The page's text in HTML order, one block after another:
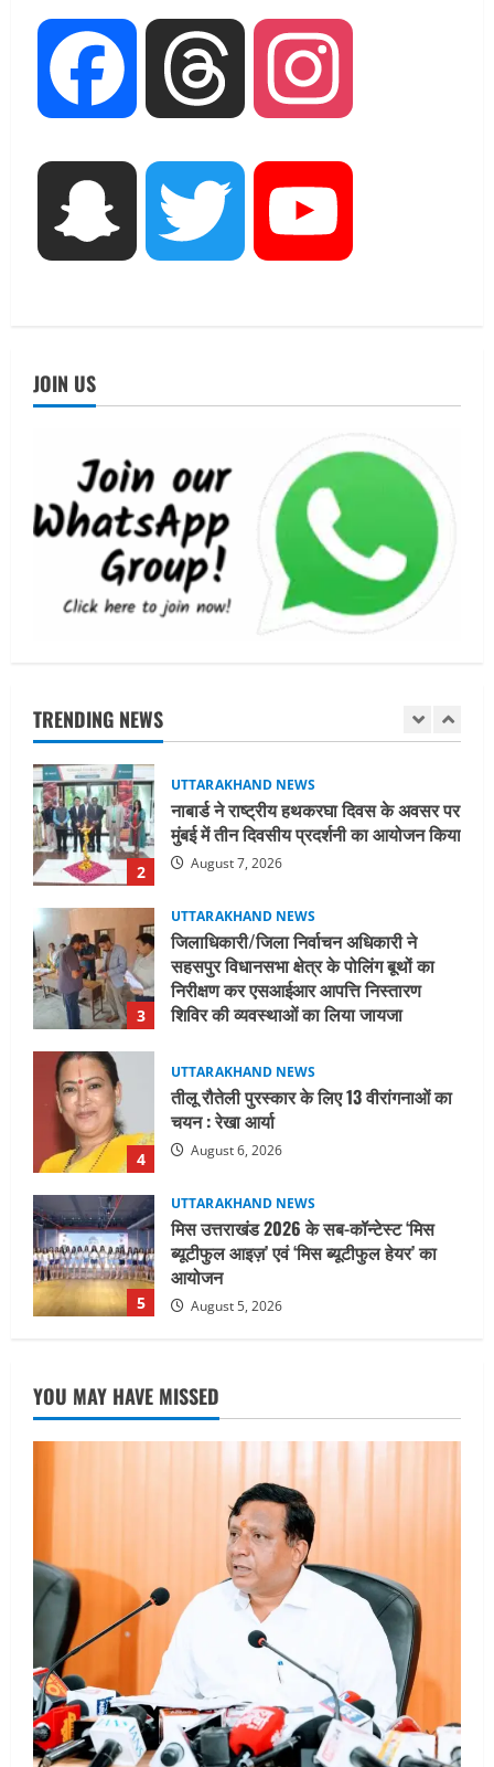
Facebook Threads
Snapchat Twitter
JOIN US
TRENDING NEWS
UTTARAKHAND NEWS
जिलाधिकारी/जिला निर्वाचन अधिकारी ने
सहसपुर विधानसभा क्षेत्र के पोलिंग बूथों का
August 6, 2026
UTTARAKHAND NEWS
तीलू रौतेली पुरस्कार के लिए 13 वीरांगनाओं का
चयन : रेखा आर्या
1
UTTARAKHAND NEWS
धामी कैबिनेट ने लिए कई महत्वपूर्ण निर्णय, अब
सामान्य वर्ग के पशुपालकों को भी गाय एवं भैंस
खरीद पर मिलेगा अनुदान, मजदूरी संहिता
नियमावली-2026 को मिली मंजूरी
August 7, 2026
2
3
जिलाधिकारी/जिला निर्वाचन अधिकारी ने
सहसपुर विधानसभा क्षेत्र के पोलिंग बूथों का
निरीक्षण कर एसआईआर आपत्ति निस्तारण
शिविर की व्यवस्थाओं का लिया जायजा
4
UTTARAKHAND NEWS
तीलू रौतेली पुरस्कार के लिए 13 वीरांगनाओं का
चयन : रेखा आर्या
August 6, 2026
5
मिस उत्तराखंड 2026 के सब-कॉन्टेस्ट ‘मिस
ब्यूटीफुल आइज़’ एवं ‘मिस ब्यूटीफुल हेयर’ का
आयोजन
August 5, 2026
1
UTTARAKHAND NEWS
धामी कैबिनेट ने लिए कई महत्वपूर्ण निर्णय, अब
सामान्य वर्ग के पशुपालकों को भी गाय एवं भैंस
खरीद पर मिलेगा अनुदान, मजदूरी संहिता
नियमावली-2026 को मिली मंजूरी
2
नाबार्ड ने राष्ट्रीय हथकरघा दिवस के अवसर पर
मुंबई में तीन दिवसीय प्रदर्शनी का आयोजन किया
August 7, 2026
3
UTTARAKHAND NEWS
जिलाधिकारी/जिला निर्वाचन अधिकारी ने
सहसपुर विधानसभा क्षेत्र के पोलिंग बूथों का
निरीक्षण कर एसआईआर आपत्ति निस्तारण
शिविर की व्यवस्थाओं का लिया जायजा
August 6, 2026
4
UTTARAKHAND NEWS
तीलू रौतेली पुरस्कार के लिए 13 वीरांगनाओं का
चयन : रेखा आर्या
August 6, 2026
YOU MAY HAVE MISSED